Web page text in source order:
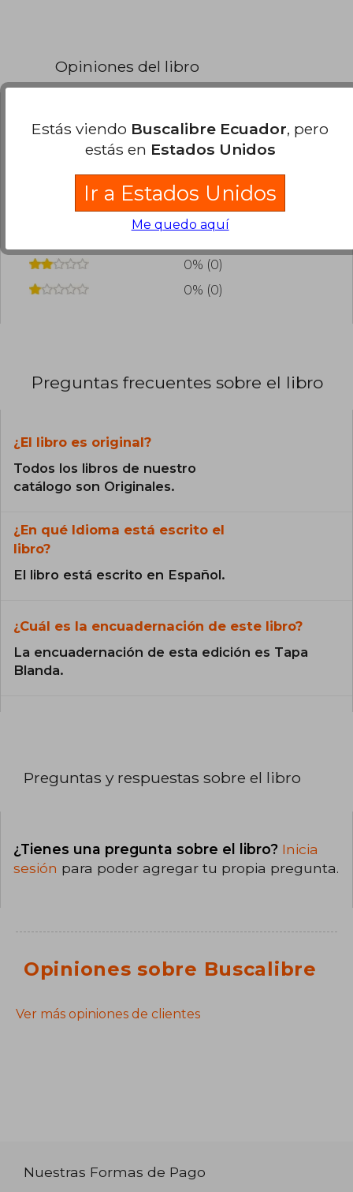
Opiniones del libro
¿Leíste este libro? Inicia sesiónpara poder
agregar tu propia evaluación.
0% (0)
0% (0)
0% (0)
0% (0)
Preguntas frecuentes sobre el libro
¿El libro es original?
Todos los libros de nuestro
catálogo son Originales.
¿En qué Idioma está escrito el
libro?
El libro está escrito en Español.
¿Cuál es la encuadernación de este libro?
La encuadernación de esta edición es Tapa
Blanda.
Preguntas y respuestas sobre el libro
¿Tienes una pregunta sobre el libro? Inicia
sesión para poder agregar tu propia pregunta.
Opiniones sobre Buscalibre
Ver más opiniones de clientes
Nuestras Formas de Pago
Estás viendo Buscalibre Ecuador, pero
estás en Estados Unidos
Ir a Estados Unidos
Me quedo aquí